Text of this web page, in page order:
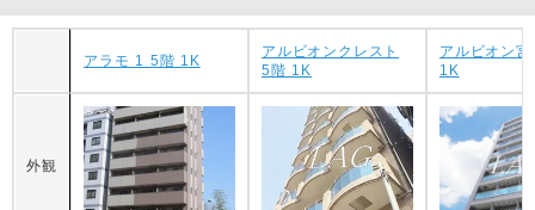
アラモ 1 5階 1K
アルビオンクレスト
5階 1K
アルビオン
1K
外観